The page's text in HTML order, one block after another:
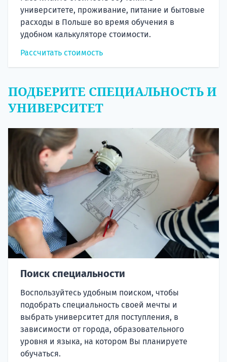
университете, проживание, питание и бытовые
расходы в Польше во время обучения в
удобном калькуляторе стоимости.
Рассчитать стоимость
ПОДБЕРИТЕ СПЕЦИАЛЬНОСТЬ И
УНИВЕРСИТЕТ
Поиск специальности
Воспользуйтесь удобным поиском, чтобы
подобрать специальность своей мечты и
выбрать университет для поступления, в
зависимости от города, образовательного
уровня и языка, на котором Вы планируете
обучаться.